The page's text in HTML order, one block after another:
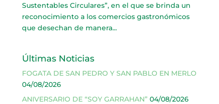
Sustentables Circulares”, en el que se brinda un
reconocimiento a los comercios gastronómicos
que desechan de manera...
Últimas Noticias
FOGATA DE SAN PEDRO Y SAN PABLO EN MERLO
04/08/2026
ANIVERSARIO DE “SOY GARRAHAN” 04/08/2026